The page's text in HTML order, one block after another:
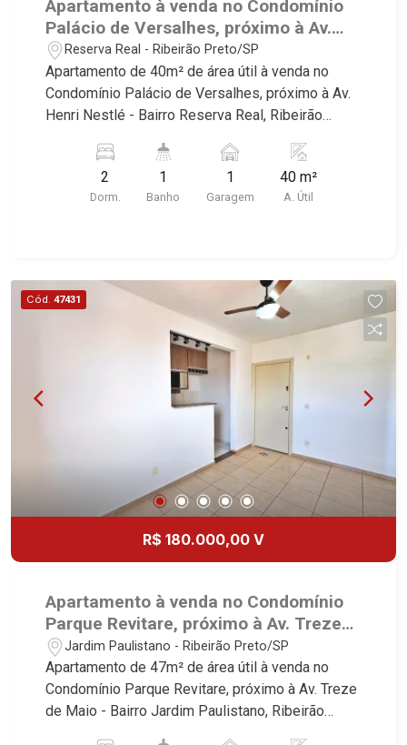
Pierre, Estocolmo, La Défense, Toulouse, Saint
Étienne, Monet, Rembrandt, Montreux, Genève,
Quebec, Blue Note, Noruega, Normandie, Jataí,
Via Frattina e Triomphe. Avenida João Fiúsa, 1051
- Alto da Boa Vista | Ribeirão Preto
Apartamento à venda no Condomínio
Palácio de Versalhes, próximo à Av.
Henri Nestlé - Ribeirão Preto/SP.
Reserva Real - Ribeirão Preto/SP
Apartamento de 40m² de área útil à venda no
Condomínio Palácio de Versalhes, próximo à Av.
Henri Nestlé - Bairro Reserva Real, Ribeirão
imóvel que a Martinelli Imobiliária selecionou
para você: - 40m² de área útil - 2 dormitórios -
Banheiro social - Sala 2 ambientes - Cozinha e
Boa Vista | Ribeirão Preto.
2
Dorm.
1
Banho
1
Garagem
40 m²
A. Útil
Cód. 47431
R$ 180.000,00 V
Apartamento à venda no Condomínio
Parque Revitare, próximo à Av. Treze
de Maio - Ribeirão Preto/SP.
Jardim Paulistano - Ribeirão Preto/SP
Apartamento de 47m² de área útil à venda no
Condomínio Parque Revitare, próximo à Av. Treze
de Maio - Bairro Jardim Paulistano, Ribeirão